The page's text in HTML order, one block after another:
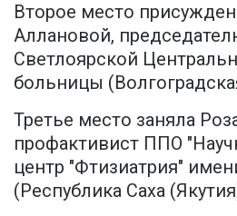
Второе место
Аллановой,
Светлоярской
больницы
Третье место заняла
профактивист ППО
центр "Фтизиатрия"
(Республика Саха